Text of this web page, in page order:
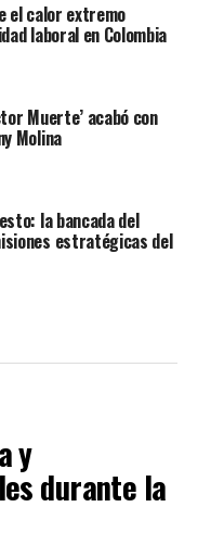
el calor extremo
laboral en Colombia
Muerte’ acabó con
Molina
la bancada del
estratégicas del
y
durante la